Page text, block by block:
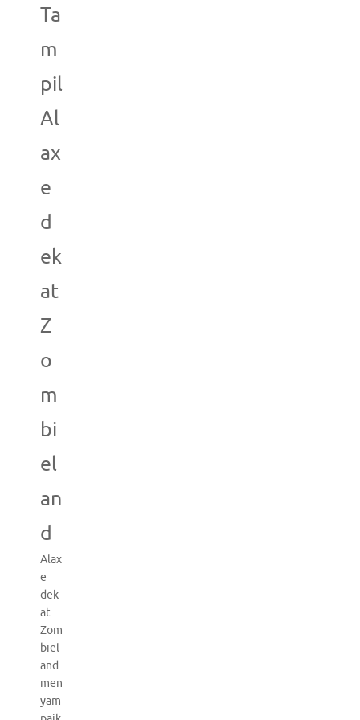
Ta
m
pil
Al
ax
e
d
ek
at
Z
o
m
bi
el
an
d
Alax
e
dek
at
Zom
biel
and
men
yam